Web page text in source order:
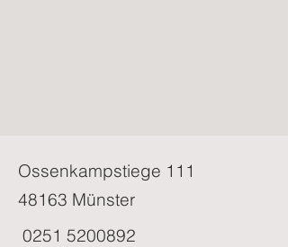
Ossenkampstiege 111
48163 Münster
0251 5200892